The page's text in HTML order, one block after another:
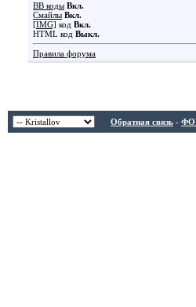
BB коды Вкл.
Смайлы Вкл.
[IMG] код Вкл.
HTML код Выкл.
Правила форума
Обратная связь -